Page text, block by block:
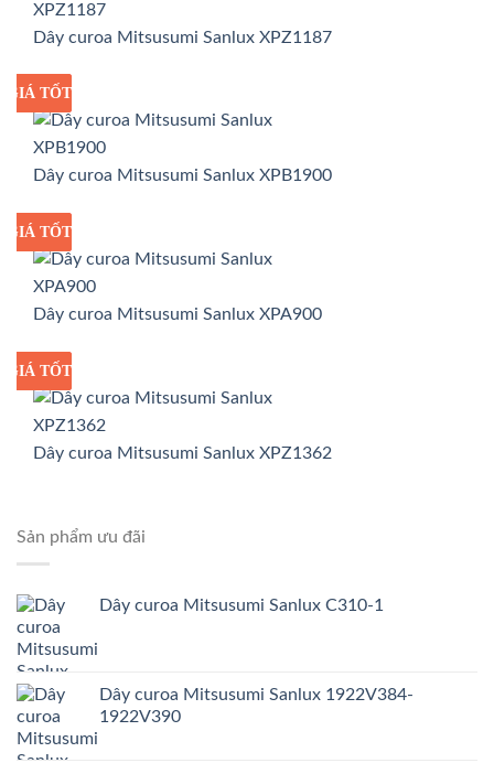
Dây curoa Mitsusumi Sanlux XPZ1187
GIÁ SỈ
GIÁ TỐT
Dây curoa Mitsusumi Sanlux XPB1900
GIÁ SỈ
GIÁ TỐT
Dây curoa Mitsusumi Sanlux XPA900
GIÁ SỈ
GIÁ TỐT
Dây curoa Mitsusumi Sanlux XPZ1362
Sản phẩm ưu đãi
Dây curoa Mitsusumi Sanlux C310-1
Dây curoa Mitsusumi Sanlux 1922V384-
1922V390